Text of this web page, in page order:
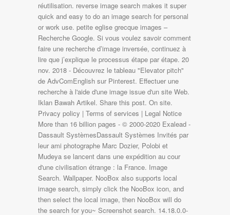
réutilisation. reverse image search makes it super
quick and easy to do an image search for personal
or work use. petite eglise grecque images –
Recherche Google. Si vous voulez savoir comment
faire une recherche d’image inversée, continuez à
lire que j’explique le processus étape par étape. 20
nov. 2018 - Découvrez le tableau "Elevator pitch"
de AdvComEnglish sur Pinterest. Effectuer une
recherche à l'aide d'une image issue d'un site Web.
Iklan Bawah Artikel. Share this post. On site.
Privacy policy | Terms of services | Legal Notice
More than 16 billion pages - © 2000-2020 Exalead -
Dassault SystèmesDassault Systèmes Invités par
leur ami photographe Marc Dozier, Polobi et
Mudeya se lancent dans une expédition au cour
d'une civilisation étrange : la France. Image
Search. Wallpaper. NooBox also supports local
image search, simply click the NooBox icon, and
then select the local image, then NooBox will do
the search for you~ Screenshot search. 14.18.0.0-